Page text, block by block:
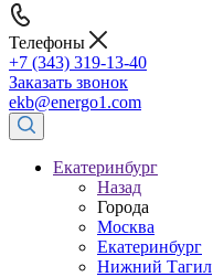
Телефоны
+7 (343) 319-13-40
Заказать звонок
ekb@energo1.com
Екатеринбург
Назад
Города
Москва
Екатеринбург
Нижний Тагил